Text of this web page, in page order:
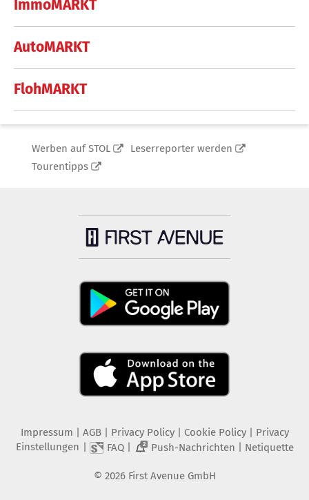
ImmoMARKT
AutoMARKT
FlohMARKT
Werben auf STOL
Leserreporter werden
Tourentipps
Impressum AGB Privacy Policy| Cookie Policy| Privacy
Einstellungen
FAQ| 2 Push-Nachrichten Netiquette
© 2026 First Avenue GmbH